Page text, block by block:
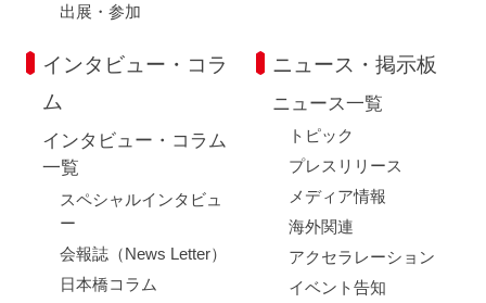
出展・参加
インタビュー・コラ
ム
インタビュー・コラム
一覧
スペシャルインタビュ
ー
会報誌（News Letter）
日本橋コラム
ニュース・掲示板
ニュース一覧
トピック
プレスリリース
メディア情報
海外関連
アクセラレーション
イベント告知